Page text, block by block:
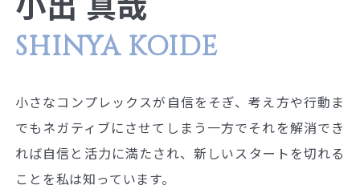
SHINYA KOIDE
小さなコンプレックスが自信をそぎ、考え方や行動ま
でもネガティブにさせてしまう一方でそれを解消でき
れば自信と活力に満たされ、新しいスタートを切れる
ことを私は知っています。